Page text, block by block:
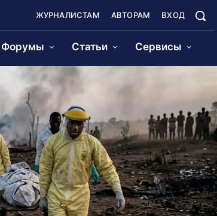
ЖУРНАЛИСТАМ АВТОРАМ ВХОД
Форумы Статьи Сервисы